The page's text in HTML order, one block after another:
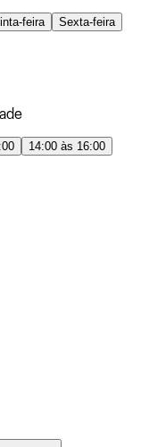
feira
Sexta-feira
14:00 às 16:00